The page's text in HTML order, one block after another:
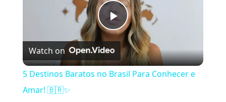
Play Video
Watch on
5 Destinos Baratos no Brasil Para Conhecer e
Amar! 🇧🇷✨